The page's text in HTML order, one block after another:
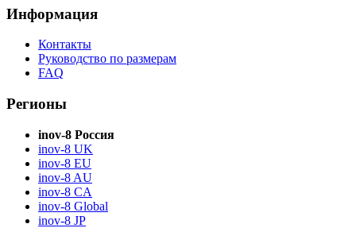
Информация
Контакты
Руководство по размерам
FAQ
Регионы
inov-8 Россия
inov-8 UK
inov-8 EU
inov-8 AU
inov-8 CA
inov-8 Global
inov-8 JP